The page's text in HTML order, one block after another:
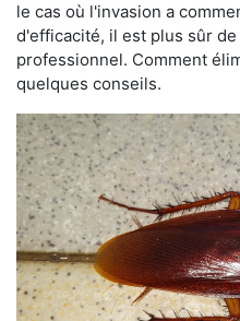
le cas où l'invasion a
d'efficacité, il est plus sûr
professionnel. Comment
quelques conseils.